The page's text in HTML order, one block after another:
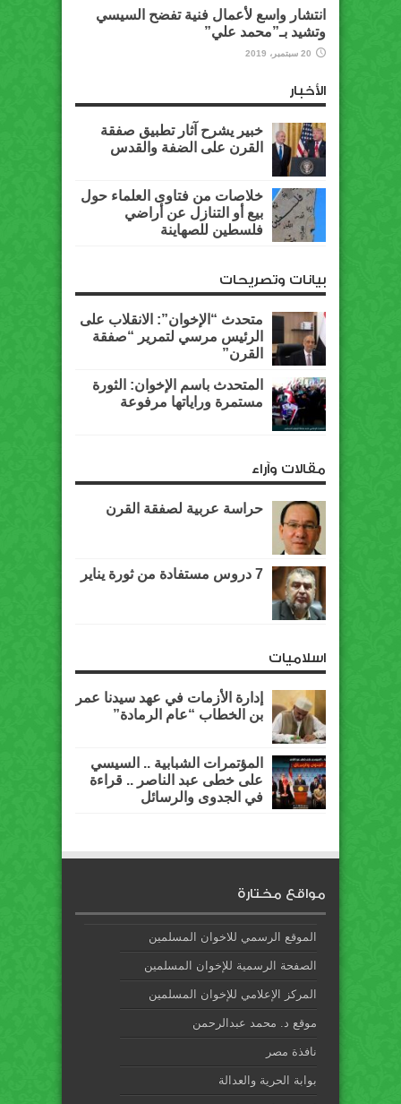
انتشار واسع لأعمال فنية تفضح السيسي
وتشيد بـ”محمد علي”
20 سبتمبر، 2019
الأخبار
خبير يشرح آثار تطبيق صفقة
القرن على الضفة والقدس
خلاصات من فتاوى العلماء حول
بيع أو التنازل عن أراضي
فلسطين للصهاينة
بيانات وتصريحات
متحدث “الإخوان”: الانقلاب على
الرئيس مرسي لتمرير “صفقة
القرن”
المتحدث باسم الإخوان: الثورة
مستمرة وراياتها مرفوعة
مقالات وآراء
حراسة عربية لصفقة القرن
7 دروس مستفادة من ثورة يناير
اسلاميات
إدارة الأزمات في عهد سيدنا عمر
بن الخطاب “عام الرمادة”
المؤتمرات الشبابية .. السيسي
على خطى عبد الناصر .. قراءة
في الجدوى والرسائل
مواقع مختارة
الموقع الرسمي للاخوان المسلمين
الصفحة الرسمية للإخوان المسلمين
المركز الإعلامي للإخوان المسلمين
موقع د. محمد عبدالرحمن
نافذة مصر
بوابة الحرية والعدالة